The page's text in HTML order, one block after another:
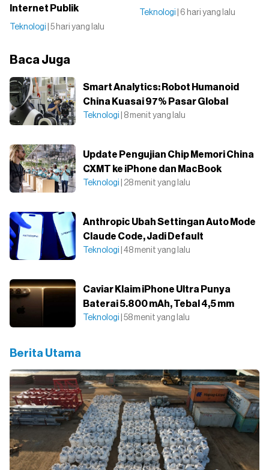
Internet Publik
Teknologi | 5 hari yang lalu
Teknologi | 6 hari yang lalu
Baca Juga
Smart Analytics: Robot Humanoid
China Kuasai 97% Pasar Global
Teknologi | 8 menit yang lalu
Update Pengujian Chip Memori China
CXMT ke iPhone dan MacBook
Teknologi | 28 menit yang lalu
Anthropic Ubah Settingan Auto Mode
Claude Code, Jadi Default
Teknologi | 48 menit yang lalu
Caviar Klaim iPhone Ultra Punya
Baterai 5.800 mAh, Tebal 4,5 mm
Teknologi | 58 menit yang lalu
Berita Utama